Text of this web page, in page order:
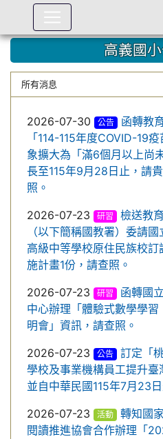
高義國
所有消息
2026-07-30 公告
函轉教
「114-115年度COVID-19
象擴大為「滿6個月以上尚
長至115年9月28日止，請
照。
2026-07-23
研習
檢送教
（以下簡稱國教署）委請
高級中等學校原住民族校
施計畫1份，請查照。
2026-07-23
研習
函轉國
中心辦理「體驗式數學學
明會」資訊，請查照。
2026-07-23
公告
訂定「
學校及事業機構員工提升臺
並自中華民國115年7月23
2026-07-23
活動
轉知國
閱讀推進協會合作辦理「